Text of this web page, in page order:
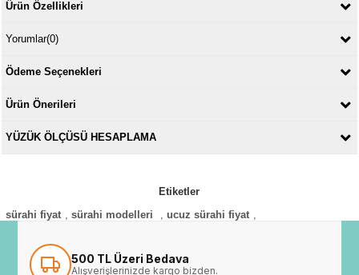
Ürün Özellikleri
Yorumlar(0)
Ödeme Seçenekleri
Ürün Önerileri
YÜZÜK ÖLÇÜSÜ HESAPLAMA
Etiketler
sürahi fiyat
sürahi modelleri ucuz sürahi fiyat
500 TL Üzeri Bedava
Alışverişlerinizde kargo bizden.